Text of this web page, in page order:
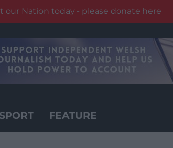
our Nation today - please donate here
SPORT FEATURE